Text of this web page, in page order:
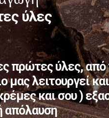
ύλες
πρώτες ύλες,
λειτουργεί
και σου )
απόλαυση